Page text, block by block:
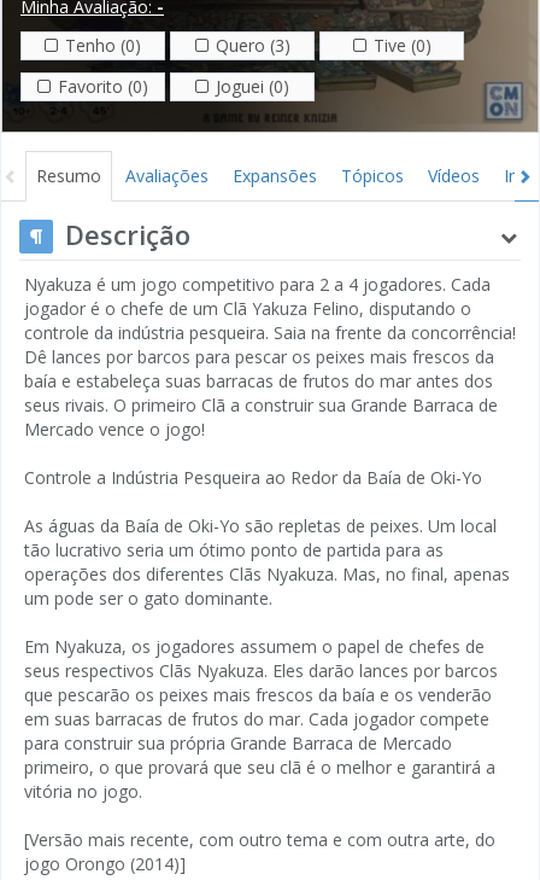
Minha Avaliação: -
Tenho (0)
Quero (3)
Tive (0)
Favorito (0)
Joguei (0)
Resumo Avaliações Expansões Tópicos Vídeos
Descrição
Nyakuza é um jogo competitivo para 2 a 4 jogadores. Cada
jogador é o chefe de um Clã Yakuza Felino, disputando o
controle da indústria pesqueira. Saia na frente da concorrência!
Dê lances por barcos para pescar os peixes mais frescos da
baía e estabeleça suas barracas de frutos do mar antes dos
seus rivais. O primeiro Clã a construir sua Grande Barraca de
Mercado vence o jogo!
Controle a Indústria Pesqueira ao Redor da Baía de Oki-Yo
As águas da Baía de Oki-Yo são repletas de peixes. Um local
tão lucrativo seria um ótimo ponto de partida para as
operações dos diferentes Clãs Nyakuza. Mas, no final, apenas
um pode ser o gato dominante.
Em Nyakuza, os jogadores assumem o papel de chefes de
seus respectivos Clãs Nyakuza. Eles darão lances por barcos
que pescarão os peixes mais frescos da baía e os venderão
em suas barracas de frutos do mar. Cada jogador compete
para construir sua própria Grande Barraca de Mercado
primeiro, o que provará que seu clã é o melhor e garantirá a
vitória no jogo.
[Versão mais recente, com outro tema e com outra arte, do
jogo Orongo (2014)]